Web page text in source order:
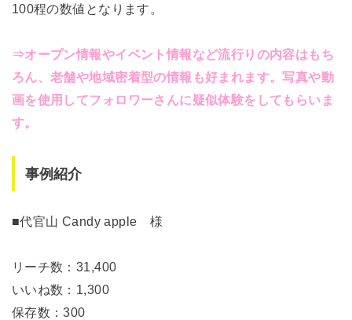
100程の数値となります。
⇒オープン情報やイベント情報など流行りの内容はもち
ろん、老舗や地域密着型の情報も好まれます。写真や動
画を使用してフォロワーさんに疑似体験をしてもらいま
す。
事例紹介
■代官山 Candy apple 様
リーチ数：31,400
いいね数：1,300
保存数：300